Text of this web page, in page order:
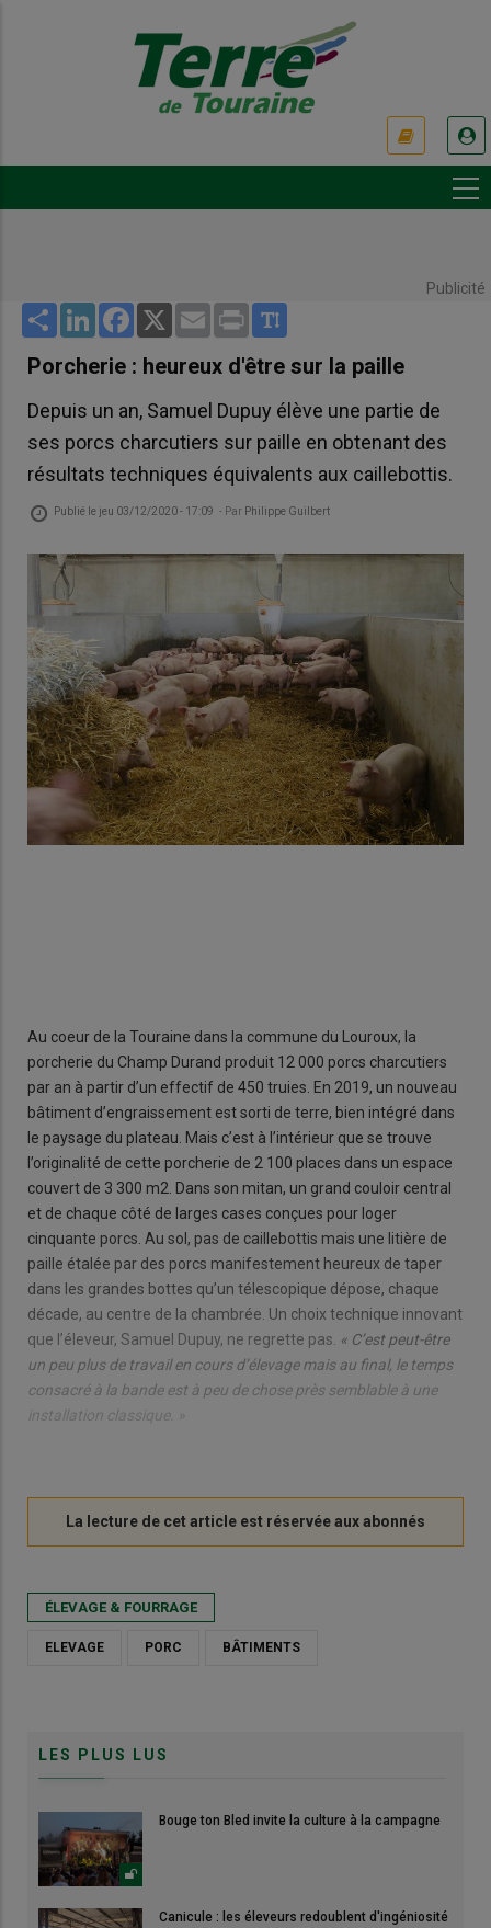
Publicité
Share LinkedInFacebook
X Email Print
Porcherie : heureux d'être sur la paille
Depuis un an, Samuel Dupuy élève une partie de
ses porcs charcutiers sur paille en obtenant des
résultats techniques équivalents aux caillebottis.
Publié le jeu 03/12/2020 - 17:09 - Par Philippe Guilbert
Au coeur de la Touraine dans la commune du Louroux, la
porcherie du Champ Durand produit 12 000 porcs charcutiers
par an à partir d’un effectif de 450 truies. En 2019, un nouveau
bâtiment d’engraissement est sorti de terre, bien intégré dans
le paysage du plateau. Mais c’est à l’intérieur que se trouve
l’originalité de cette porcherie de 2 100 places dans un espace
couvert de 3 300 m2. Dans son mitan, un grand couloir central
et de chaque côté de larges cases conçues pour loger
cinquante porcs. Au sol, pas de caillebottis mais une litière de
paille étalée par des porcs manifestement heureux de taper
dans les grandes bottes qu’un télescopique dépose, chaque
décade, au centre de la chambrée. Un choix technique innovant
que l’éleveur, Samuel Dupuy, ne regrette pas. « C’est peut-être
un peu plus de travail en cours d’élevage mais au final, le temps
consacré à la bande est à peu de chose près semblable à une
installation classique. »
ÉLEVAGE & FOURRAGE
ELEVAGE PORC BÂTIMENTS
LES PLUS LUS
Bouge ton Bled invite la culture à la campagne
Canicule : les éleveurs redoublent d'ingéniosité